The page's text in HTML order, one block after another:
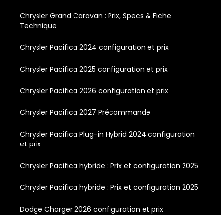
Chrysler Grand Caravan : Prix, Specs & Fiche
Technique
Chrysler Pacifica 2024 configuration et prix
Chrysler Pacifica 2025 configuration et prix
Chrysler Pacifica 2026 configuration et prix
Chrysler Pacifica 2027 Précommande
Chrysler Pacifica Plug-in Hybrid 2024 configuration
et prix
Chrysler Pacifica hybride : Prix et configuration 2025
Chrysler Pacifica hybride : Prix et configuration 2025
Dodge Charger 2026 configuration et prix